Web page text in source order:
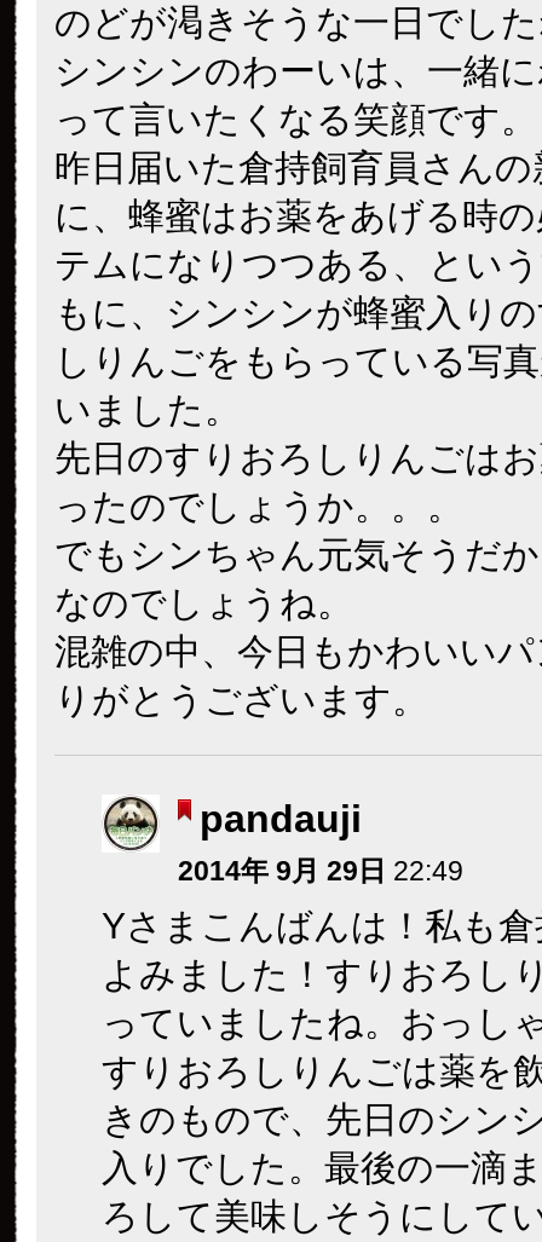
のどが渇きそうな一日でし
シンシンのわーいは、一緒
って言いたくなる笑顔です。
昨日届いた倉持飼育員さん
に、蜂蜜はお薬をあげる時
テムになりつつある、とい
もに、シンシンが蜂蜜入り
しりんごをもらっている写
いました。
先日のすりおろしりんごは
ったのでしょうか。。。
でもシンちゃん元気そうだ
なのでしょうね。
混雑の中、今日もかわいい
りがとうございます。
pandauji
2014年 9月 29日 22:49
Yさまこんばんは！私も
よみました！すりおろし
っていましたね。おっし
すりおろしりんごは薬を
きのもので、先日のシン
入りでした。最後の一滴
ろして美味しそうにして